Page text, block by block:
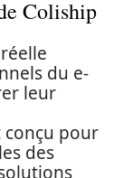
Coliship
du e-
leur
conçu pour
des